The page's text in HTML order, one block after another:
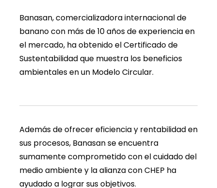
Banasan, comercializadora internacional de
banano con más de 10 años de experiencia en
el mercado, ha obtenido el Certificado de
Sustentabilidad que muestra los beneficios
ambientales en un Modelo Circular.
Además de ofrecer eficiencia y rentabilidad en
sus procesos, Banasan se encuentra
sumamente comprometido con el cuidado del
medio ambiente y la alianza con CHEP ha
ayudado a lograr sus objetivos.